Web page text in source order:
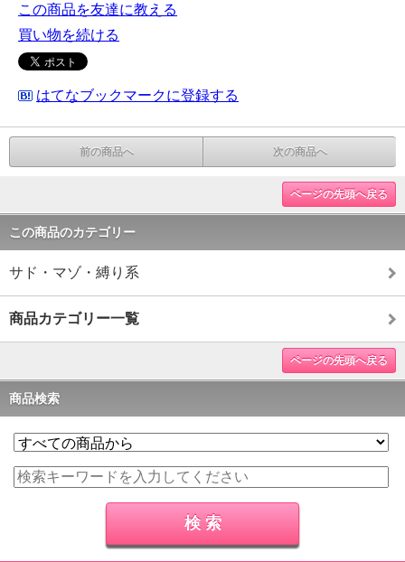
この商品を友達に教える
買い物を続ける
はてなブックマークに登録する
前の商品へ 次の商品へ
ページの先頭へ戻る
この商品のカテゴリー
サド・マゾ・縛り系
商品カテゴリー一覧
ページの先頭へ戻る
商品検索